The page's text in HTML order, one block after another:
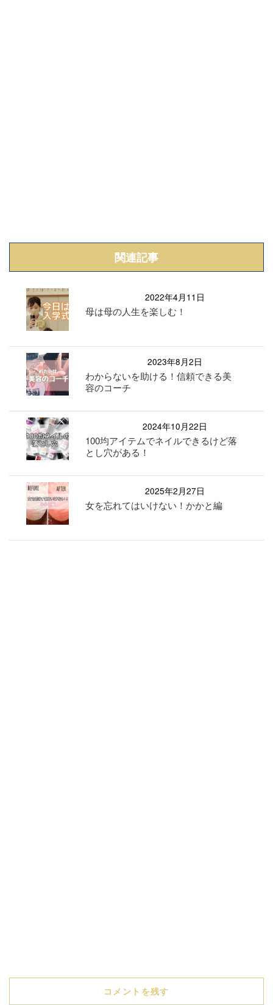
関連記事
2022年4月11日
母は母の人生を楽しむ！
2023年8月2日
わからないを助ける！信頼できる美
容のコーチ
2024年10月22日
100均アイテムでネイルできるけど落
とし穴がある！
2025年2月27日
女を忘れてはいけない！かかと編
コメントを残す